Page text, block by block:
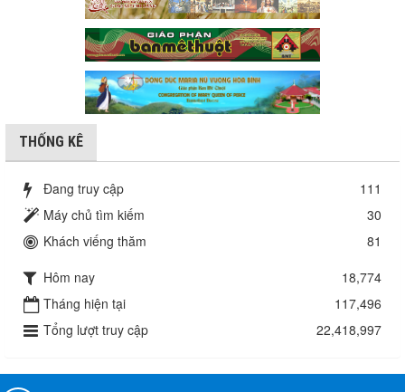
THỐNG KÊ
Đang truy cập
111
Máy chủ tìm kiếm
30
Khách viếng thăm
81
Hôm nay
18,774
Tháng hiện tại
117,496
Tổng lượt truy cập
22,418,997